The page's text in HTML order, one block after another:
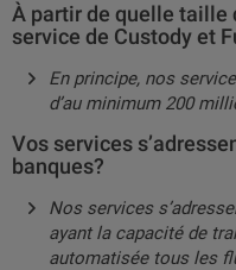
À partir de quelle taille
service de Custody et
En principe, nos
d’au minimum 200
Vos services
banques?
Nos services
ayant la capacité de
automatisée tous les